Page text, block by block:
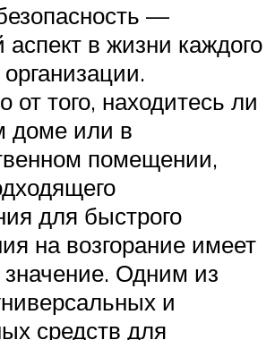
—
в жизни каждого
от того, находитесь ли
доме или в
помещении,
для быстрого
на возгорание имеет
Одним из
и
средств для